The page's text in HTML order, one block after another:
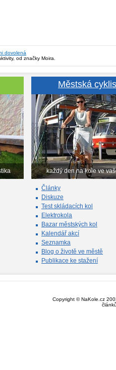
dovolená
od značky Moira.
Městská
každý den na kole ve
Články
Diskuze
Test skládacích kol
Elektrokola
Bazar městských kol
Kalendář akcí
Seznamka
Blog o životě ve městě
Publikace ke stažení
Copyright © NaKole.cz